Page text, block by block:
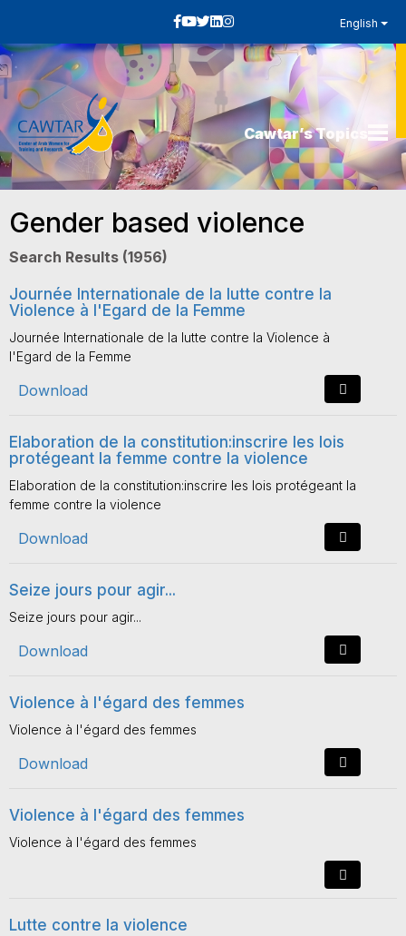
English
Cawtar’s Topics
Gender based violence
Search Results (1956)
Journée Internationale de la lutte contre la
Violence à l'Egard de la Femme
Journée Internationale de la lutte contre la Violence à
l'Egard de la Femme
Download
Elaboration de la constitution:inscrire les lois
protégeant la femme contre la violence
Elaboration de la constitution:inscrire les lois protégeant la
femme contre la violence
Download
Seize jours pour agir...
Seize jours pour agir...
Download
Violence à l'égard des femmes
Violence à l'égard des femmes
Download
Violence à l'égard des femmes
Violence à l'égard des femmes
Lutte contre la violence